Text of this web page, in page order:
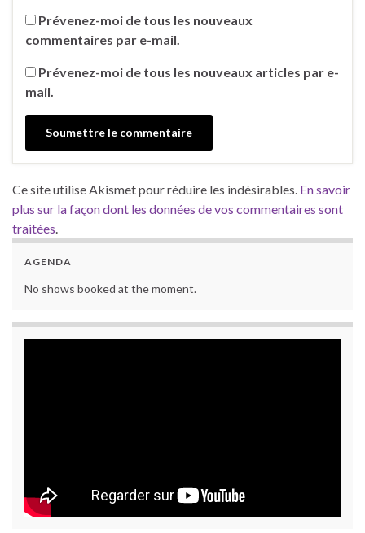
Prévenez-moi de tous les nouveaux
commentaires par e-mail.
Prévenez-moi de tous les nouveaux articles par e-
mail.
Ce site utilise Akismet pour réduire les indésirables. En savoir
plus sur la façon dont les données de vos commentaires sont
traitées
AGENDA
No shows booked at the moment.